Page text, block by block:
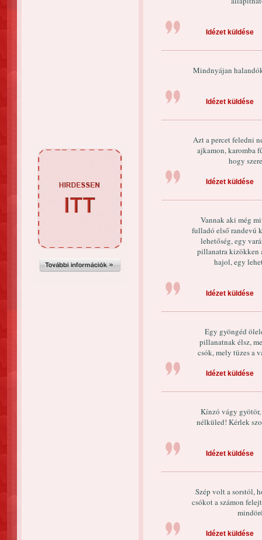
Idézet küldése
Mindnyájan
Idézet küldése
Azt a percet feledni
ajkamon, karomba
hogy
Idézet küldése
Vannak aki még
fulladó első randevú
lehetőség, egy
pillanatra kizökken
hajol, egy
Idézet küldése
Egy gyöngéd
pillanatnak élsz,
csók, mely tüzes a
Idézet küldése
Kínzó vágy
nélküled! Kérlek
Idézet küldése
Szép volt a sorstól,
csókot a számon
Idézet küldése